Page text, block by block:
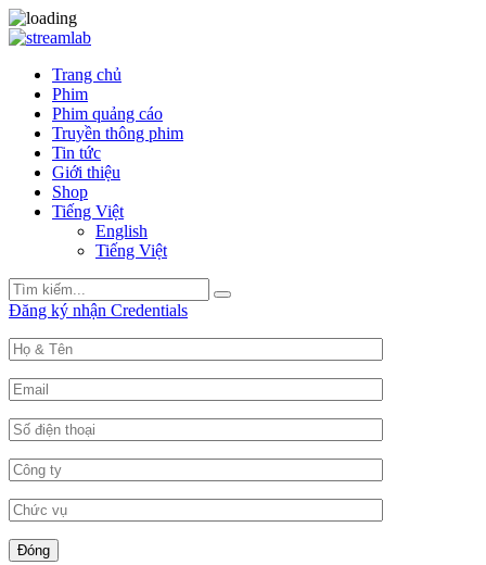
Trang chủ
Phim
Phim quảng cáo
Truyền thông phim
Tin tức
Giới thiệu
Shop
Tiếng Việt
English
Tiếng Việt
Search
for:
Search
Đăng ký nhận Credentials
Đóng